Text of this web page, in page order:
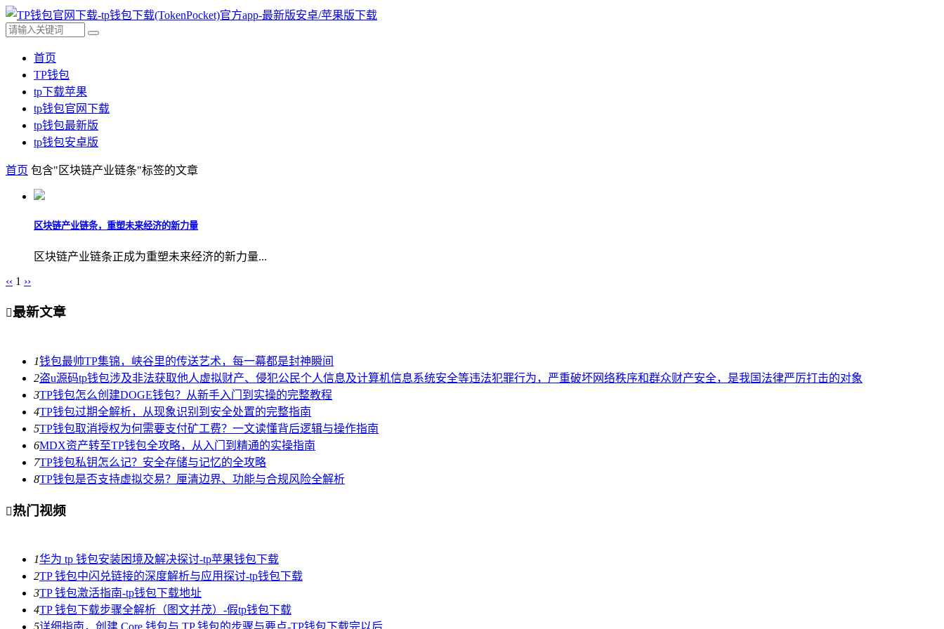
首页
TP钱包
tp下载苹果
tp钱包官网下载
tp钱包最新版
tp钱包安卓版
首页 包含"区块链产业链条"标签的文章
区块链产业链条，重塑未来经济的新力量
区块链产业链条正成为重塑未来经济的新力量...
‹‹ 1 ››
最新文章
1钱包最帅TP集锦，峡谷里的传送艺术，每一幕都是封神瞬间
2盗u源码tp钱包涉及非法获取他人虚拟财产、侵犯公民个人信息及计算机信息系统安全等违法犯罪行为，严重破坏网络秩序和群众财产安全，是我国法律严厉打击的对象
3TP钱包怎么创建DOGE钱包？从新手入门到实操的完整教程
4TP钱包过期全解析，从现象识别到安全处置的完整指南
5TP钱包取消授权为何需要支付矿工费？一文读懂背后逻辑与操作指南
6MDX资产转至TP钱包全攻略，从入门到精通的实操指南
7TP钱包私钥怎么记？安全存储与记忆的全攻略
8TP钱包是否支持虚拟交易？厘清边界、功能与合规风险全解析
热门视频
1华为 tp 钱包安装困境及解决探讨-tp苹果钱包下载
2TP 钱包中闪兑链接的深度解析与应用探讨-tp钱包下载
3TP 钱包激活指南-tp钱包下载地址
4TP 钱包下载步骤全解析（图文并茂）-假tp钱包下载